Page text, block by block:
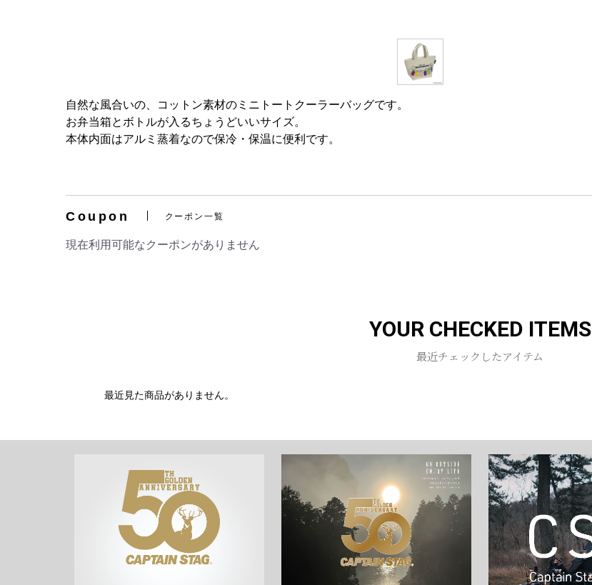
お買い物を続ける カートへ進む
自然な風合いの、コットン素材のミニトートクーラーバッグです。
お弁当箱とボトルが入るちょうどいいサイズ。
本体内面はアルミ蒸着なので保冷・保温に便利です。
Coupon クーポン一覧
現在利用可能なクーポンがありません
YOUR CHECKED ITEMS
最近チェックしたアイテム
最近見た商品がありません。